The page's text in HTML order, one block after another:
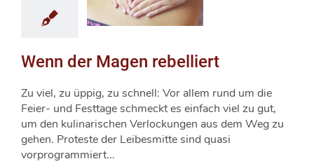
Wenn der Magen rebelliert
Zu viel, zu üppig, zu schnell: Vor allem rund um die
Feier- und Festtage schmeckt es einfach viel zu gut,
um den kulinarischen Verlockungen aus dem Weg zu
gehen. Proteste der Leibesmitte sind quasi
vorprogrammiert...